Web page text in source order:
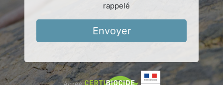
rappelé
Envoyer